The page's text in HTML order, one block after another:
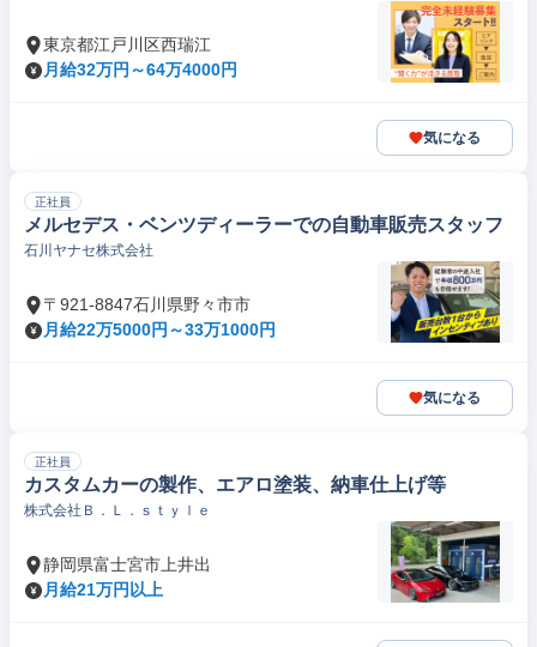
東京都江戸川区西瑞江
月給32万円～64万4000円
気になる
正社員
メルセデス・ベンツディーラーでの自動車販売スタッフ
石川ヤナセ株式会社
〒921-8847石川県野々市市
月給22万5000円～33万1000円
気になる
正社員
カスタムカーの製作、エアロ塗装、納車仕上げ等
株式会社Ｂ．Ｌ．ｓｔｙｌｅ
静岡県富士宮市上井出
月給21万円以上